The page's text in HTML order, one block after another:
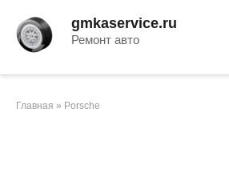
контенту
gmkaservice.ru
Ремонт авто
Главная » Porsche